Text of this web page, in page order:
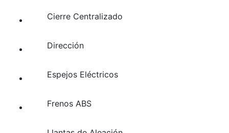
Cierre Centralizado
Dirección
Espejos Eléctricos
Frenos ABS